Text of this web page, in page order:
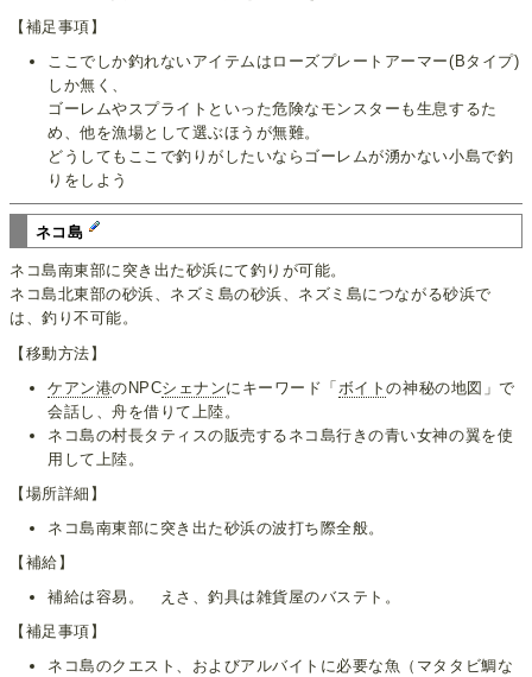
【補足事項】
ここでしか釣れないアイテムはローズプレートアーマー(Bタイプ)
しか無く、
ゴーレムやスプライトといった危険なモンスターも生息するた
め、他を漁場として選ぶほうが無難。
どうしてもここで釣りがしたいならゴーレムが湧かない小島で釣
りをしよう
ネコ島
ネコ島南東部に突き出た砂浜にて釣りが可能。
ネコ島北東部の砂浜、ネズミ島の砂浜、ネズミ島につながる砂浜で
は、釣り不可能。
【移動方法】
ケアン港のNPCシェナンにキーワード「 ボイトの神秘の地図」で
会話し、舟を借りて上陸。
ネコ島の村長タティスの販売するネコ島行きの青い女神の翼を使
用して上陸。
【場所詳細】
ネコ島南東部に突き出た砂浜の波打ち際全般。
【補給】
補給は容易。 えさ、釣具は雑貨屋のバステト。
【補足事項】
ネコ島のクエスト、およびアルバイトに必要な魚（マタタビ鯛な